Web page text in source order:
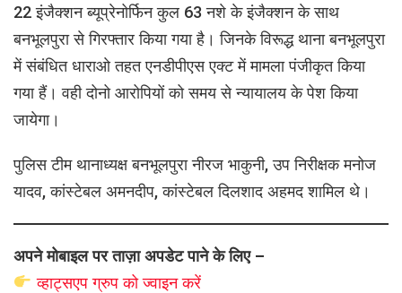
22 इंजैक्शन ब्यूप्रेनोर्फिन कुल 63 नशे के इंजैक्शन के साथ
बनभूलपुरा से गिरफ्तार किया गया है। जिनके विरूद्ध थाना बनभूलपुरा
में संबंधित धाराओ तहत एनडीपीएस एक्ट में मामला पंजीकृत किया
गया हैं। वही दोनो आरोपियों को समय से न्यायालय के पेश किया
जायेगा।
पुलिस टीम थानाध्यक्ष बनभूलपुरा नीरज भाकुनी, उप निरीक्षक मनोज
यादव, कांस्टेबल अमनदीप, कांस्टेबल दिलशाद अहमद शामिल थे।
अपने मोबाइल पर ताज़ा अपडेट पाने के लिए –
व्हाट्सएपग्रुप कोज्वाइन करें